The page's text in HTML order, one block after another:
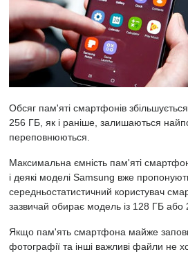
Обсяг пам'яті смартфонів
256 ГБ, як і раніше, залишаються
переповнюються.
Максимальна ємність пам'яті
і деякі моделі Samsung вже
середньостатистичний користувач
зазвичай обирає модель із 128 ГБ або
Якщо пам'ять смартфона майже
фотографії та інші важливі файли не